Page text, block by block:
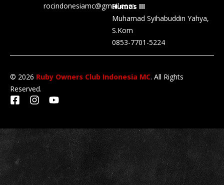
rocindonesiamc@gmail.com
Humas III
Muhamad Syihabuddin Yahya,
S.Kom
0853-7701-5224
© 2026 Ruby Owners Club Indonesia MC. All Rights
Reserved.